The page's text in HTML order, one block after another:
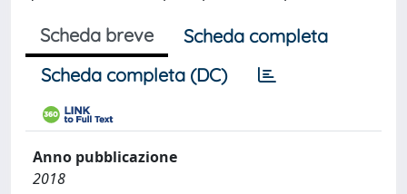
Scheda breve
Scheda completa
Scheda completa (DC)
Anno pubblicazione
2018